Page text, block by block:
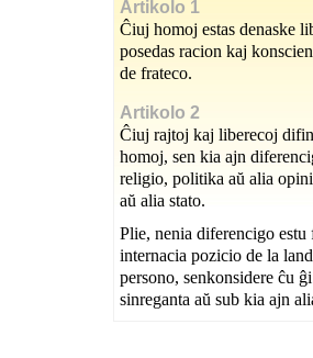
Artikolo 1
Ĉiuj homoj estas denaske
posedas racion kaj
de frateco.
Artikolo 2
Ĉiuj rajtoj kaj liberecoj
homoj, sen kia ajn
religio, politika aŭ alia
aŭ alia stato.
Plie, nenia diferencigo
internacia pozicio de la
persono, senkonsidere ĉu
sinreganta aŭ sub kia ajn